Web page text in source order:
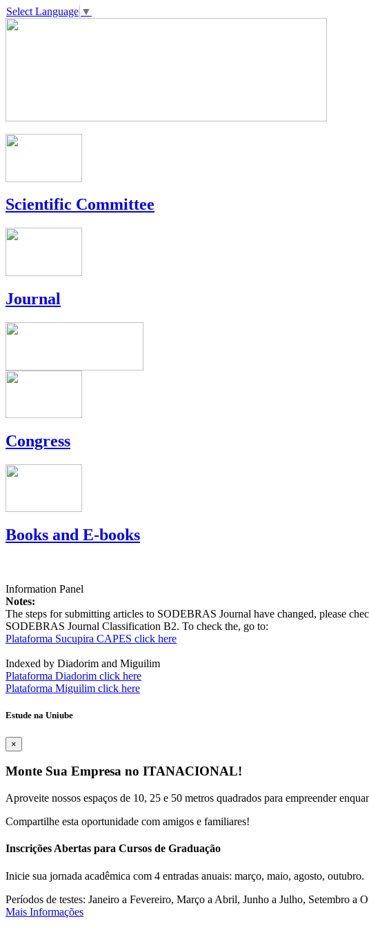
Select Language ▼
Scientific Committee
Journal
Congress
Books and E-books
Information Panel
Notes:
The steps for submitting articles to SODEBRAS Journal have changed, please
SODEBRAS Journal Classification B2. To check the, go to:
Plataforma Sucupira CAPES click here
Indexed by Diadorim and Miguilim
Plataforma Diadorim click here
Plataforma Miguilim click here
Estude na Uniube
×
Monte Sua Empresa no ITANACIONAL!
Aproveite nossos espaços de 10, 25 e 50 metros quadrados para empreender
Compartilhe esta oportunidade com amigos e familiares!
Inscrições Abertas para Cursos de Graduação
Inicie sua jornada acadêmica com 4 entradas anuais: março, maio, agosto, outubro.
Períodos de testes: Janeiro a Fevereiro, Março a Abril, Junho a Julho, Setembro a
Mais Informações